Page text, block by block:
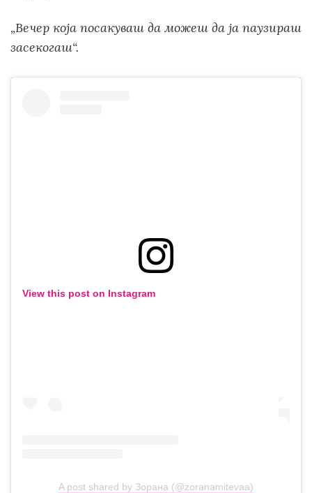
„Вечер која посакуваш да можеш да ја паузираш
засекогаш“.
View this post on Instagram
A post shared by Зорана (@zoranamitevaa)